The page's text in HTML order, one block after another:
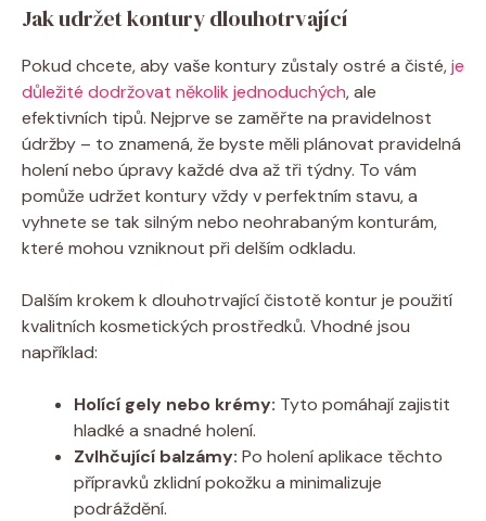
Jak udržet kontury dlouhotrvající
Pokud chcete, aby vaše kontury zůstaly ostré a čisté,je
důležité dodržovat několik jednoduchých, ale
efektivních tipů. Nejprve se zaměřte na pravidelnost
údržby – to znamená, že byste měli plánovat pravidelná
holení nebo úpravy každé dva až tři týdny. To vám
pomůže udržet kontury vždy v perfektním stavu, a
vyhnete se tak silným nebo neohrabaným konturám,
které mohou vzniknout při delším odkladu.
Dalším krokem k dlouhotrvající čistotě kontur je použití
kvalitních kosmetických prostředků. Vhodné jsou
například:
Holící gely nebo krémy: Tyto pomáhají zajistit
hladké a snadné holení.
Zvlhčující balzámy: Po holení aplikace těchto
přípravků zklidní pokožku a minimalizuje
podráždění.